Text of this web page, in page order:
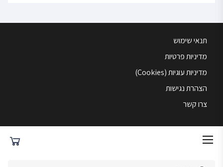
תנאי שימוש
מדיניות פרטיות
מדיניות עוגיות (Cookies)
הצהרת נגישות
צרו קשר